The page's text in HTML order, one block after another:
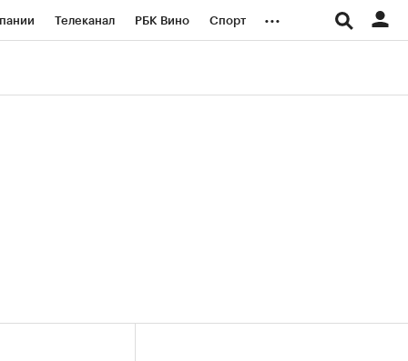
Телеканал РБК Вино Спорт ...